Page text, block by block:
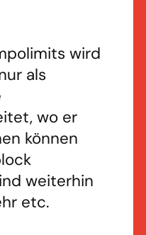
wird
als
wo er
können
weiterhin
etc.